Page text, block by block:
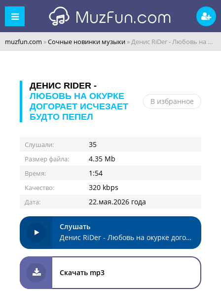
muzfun.com »Сочные новинки музыки » Денис RiDer - Любовь на окурке догорает исчезает будто пепел
ДЕНИС RIDER -
ЛЮБОВЬ НА ОКУРКЕ
ДОГОРАЕТ ИСЧЕЗАЕТ
БУДТО ПЕПЕЛ
В избранное
Слушали: 35
Размер файла: 4.35 Mb
Время: 1:54
Качество: 320 kbps
Дата: 22.мая.2026 года
Слушать
Денис RiDer - Любовь на окурке догорает исчезает будто пепел
Скачать mp3